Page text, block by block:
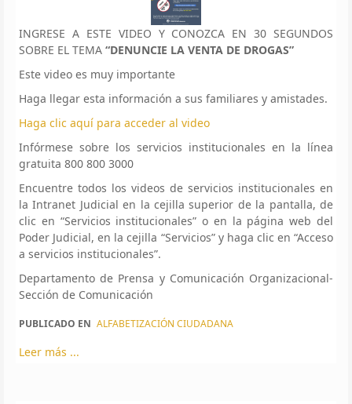
INGRESE A ESTE VIDEO Y CONOZCA EN 30 SEGUNDOS
SOBRE EL TEMA “DENUNCIE LA VENTA DE DROGAS”
Este video es muy importante
Haga llegar esta información a sus familiares y amistades.
Haga clic aquí para acceder al video
Infórmese sobre los servicios institucionales en la línea
gratuita 800 800 3000
Encuentre todos los videos de servicios institucionales en
la Intranet Judicial en la cejilla superior de la pantalla, de
clic en “Servicios institucionales” o en la página web del
Poder Judicial, en la cejilla “Servicios” y haga clic en “Acceso
a servicios institucionales”.
Departamento de Prensa y Comunicación Organizacional-
Sección de Comunicación
PUBLICADO EN ALFABETIZACIÓN CIUDADANA
Leer más ...